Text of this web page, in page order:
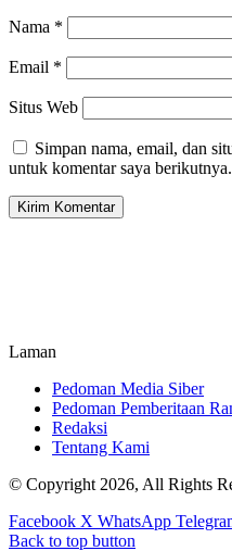
Nama *
Email *
Situs Web
Simpan nama, email, dan
untuk komentar saya berikutnya.
Laman
Pedoman Media Siber
Pedoman Pemberitaan
Redaksi
Tentang Kami
© Copyright 2026, All Rights
Facebook X WhatsApp
Back to top button